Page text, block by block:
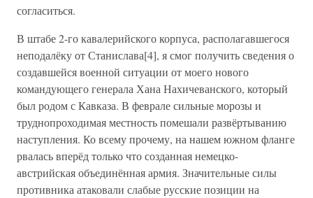
согласиться.
В штабе 2-го кавалерийского корпуса, располагавшегося
неподалёку от Станислава[4], я смог получить сведения о
создавшейся военной ситуации от моего нового
командующего генерала Хана Нахичеванского, который
был родом с Кавказа. В феврале сильные морозы и
труднопроходимая местность помешали развёртыванию
наступления. Ко всему прочему, на нашем южном фланге
рвалась вперёд только что созданная немецко-
австрийская объединённая армия. Значительные силы
противника атаковали слабые русские позиции на